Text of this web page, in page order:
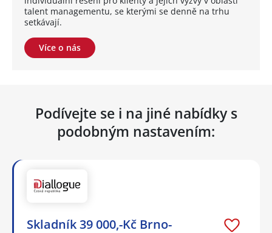
talent managementu, se kterými se denně na trhu
setkávají.
Více o nás
Podívejte se i na jiné nabídky s
podobným nastavením:
Skladník 39 000,-Kč Brno-